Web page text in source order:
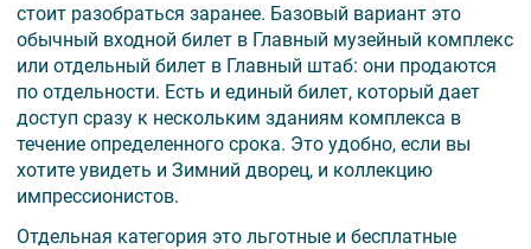
стоит разобраться заранее. Базовый вариант это
обычный входной билет в Главный музейный комплекс
или отдельный билет в Главный штаб: они продаются
по отдельности. Есть и единый билет, который дает
доступ сразу к нескольким зданиям комплекса в
течение определенного срока. Это удобно, если вы
хотите увидеть и Зимний дворец, и коллекцию
импрессионистов.
Отдельная категория это льготные и бесплатные